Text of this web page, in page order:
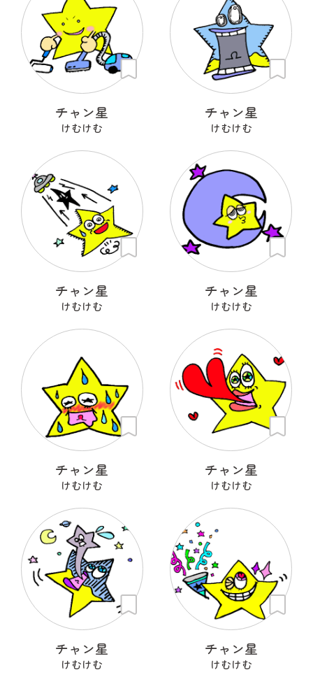
チャン星
けむけむ
チャン星
けむけむ
チャン星
けむけむ
チャン星
けむけむ
チャン星
けむけむ
チャン星
けむけむ
チャン星
けむけむ
チャン星
けむけむ